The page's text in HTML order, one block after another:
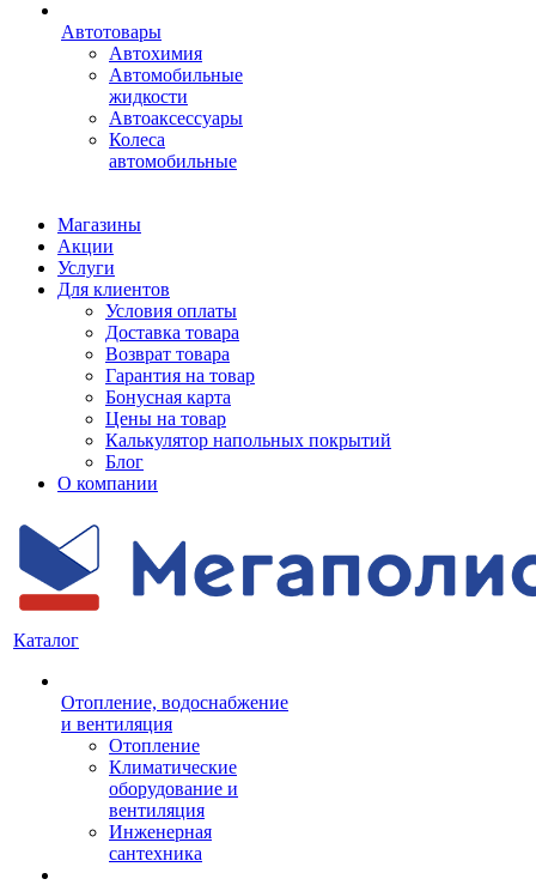
Автотовары
Автохимия
Автомобильные
жидкости
Автоаксессуары
Колеса
автомобильные
Магазины
Акции
Услуги
Для клиентов
Условия оплаты
Доставка товара
Возврат товара
Гарантия на товар
Бонусная карта
Цены на товар
Калькулятор напольных покрытий
Блог
О компании
Каталог
Отопление, водоснабжение
и вентиляция
Отопление
Климатические
оборудование и
вентиляция
Инженерная
сантехника